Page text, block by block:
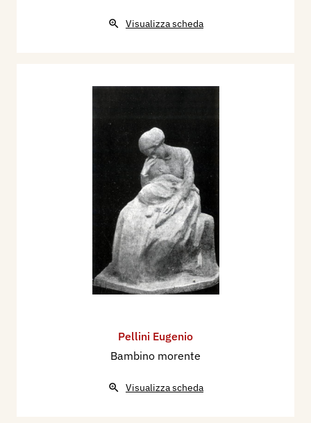
Visualizza scheda
Pellini Eugenio
Bambino morente
Visualizza scheda